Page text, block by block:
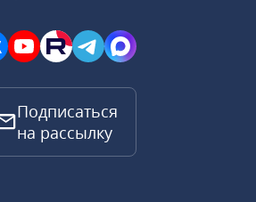
Подписаться
на рассылку